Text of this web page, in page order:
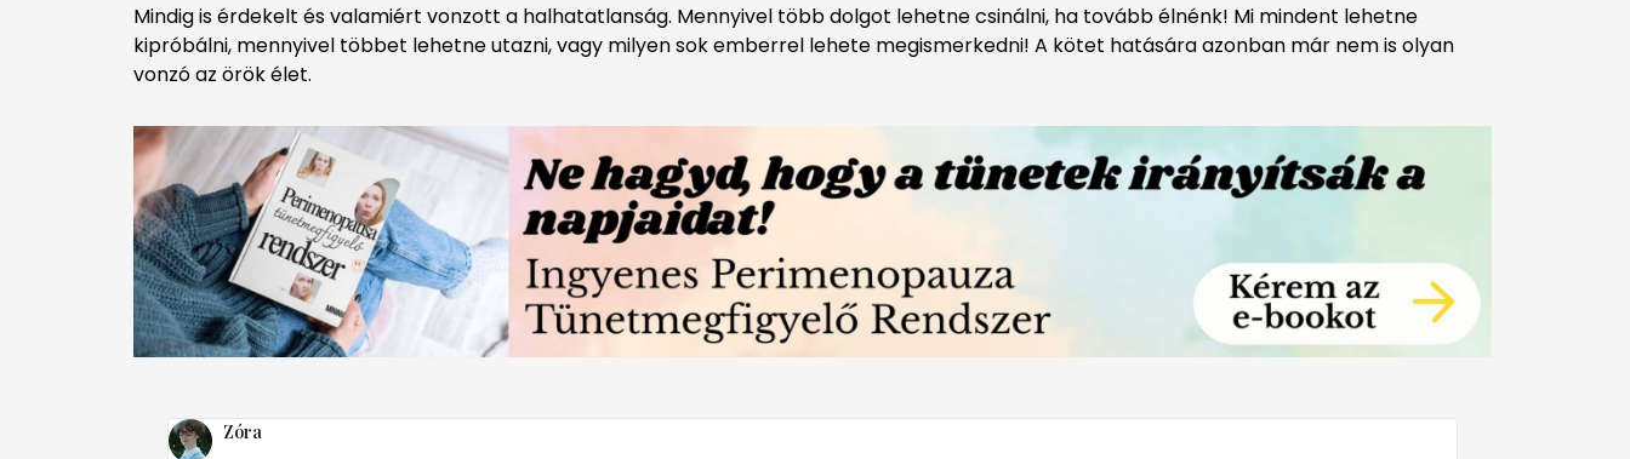
Mindig is érdekelt és valamiért vonzott a halhatatlanság. Mennyivel több dolgot lehetne csinálni, ha tovább élnénk! Mi mindent lehetne
kipróbálni, mennyivel többet lehetne utazni, vagy milyen sok emberrel lehete megismerkedni! A kötet hatására azonban már nem is olyan
vonzó az örök élet.
Zóra